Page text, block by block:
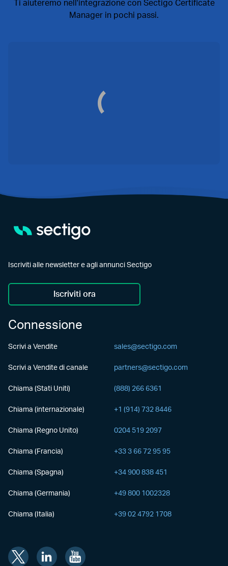
Ti aiuteremo nell'integrazione con Sectigo Certificate
Manager in pochi passi.
Iscriviti alle newsletter e agli annunci Sectigo
Iscriviti ora
Connessione
Scrivi a Vendite sales@sectigo.com
Scrivi a Vendite di canale partners@sectigo.com
Chiama (Stati Uniti) (888) 266 6361
Chiama (internazionale) +1 (914) 732 8446
Chiama (Regno Unito) 0204 519 2097
Chiama (Francia) +33 3 66 72 95 95
Chiama (Spagna) +34 900 838 451
Chiama (Germania) +49 800 1002328
Chiama (Italia) +39 02 4792 1708